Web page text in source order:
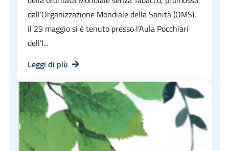
dall’Organizzazione Mondiale della Sanità (OMS),
il 29 maggio si è tenuto presso l’Aula Pocchiari
dell’I...
Leggi di più